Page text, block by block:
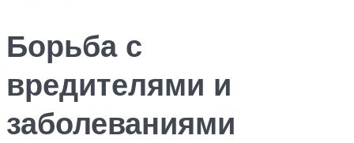
Борьба с
вредителями и
заболеваниями